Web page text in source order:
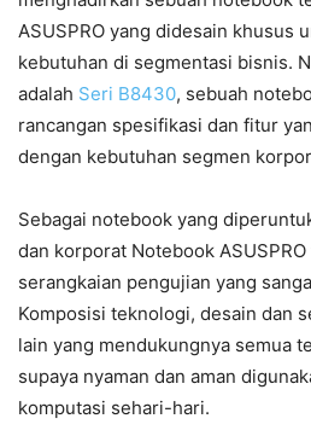
ASUSPRO yang didesain khusus
kebutuhan di segmentasi bisnis.
adalah Seri B8430, sebuah
rancangan spesifikasi dan fitur
dengan kebutuhan segmen
Sebagai notebook yang
dan korporat Notebook
serangkaian pengujian yang
Komposisi teknologi, desain dan
lain yang mendukungnya semua
supaya nyaman dan aman
komputasi sehari-hari.